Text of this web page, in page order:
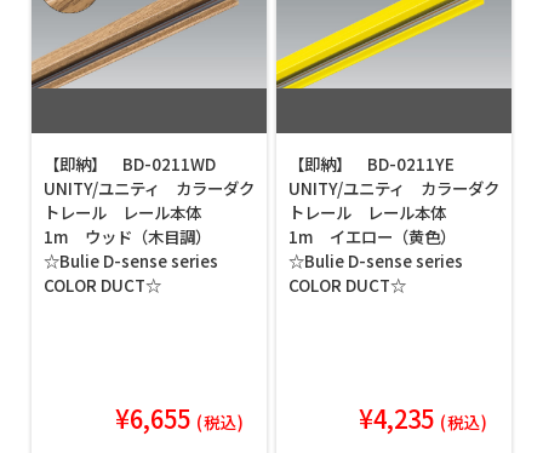
【即納】 BD-0211WD
UNITY/ユニティ カラーダク
トレール レール本体
1m ウッド（木目調）
☆Bulie D-sense series
COLOR DUCT☆
¥6,655 (税込)
【即納】 BD-0211YE
UNITY/ユニティ カラーダク
トレール レール本体
1m イエロー（黄色）
☆Bulie D-sense series
COLOR DUCT☆
¥4,235 (税込)